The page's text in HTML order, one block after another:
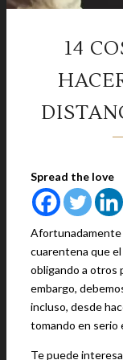
14
Spread the love
Afortunadamente
cuarentena que
obligando a otros
embargo,
incluso, desde
tomando en serio
Te puede